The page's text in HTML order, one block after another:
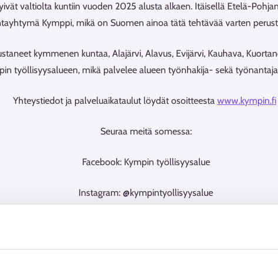
valtiolta kuntiin vuoden 2025 alusta alkaen. Itäisellä Etelä-
Kymppi, mikä on Suomen ainoa tätä tehtävää varten
kymmenen kuntaa, Alajärvi, Alavus, Evijärvi, Kauhava,
työllisyysalueen, mikä palvelee alueen työnhakija- sekä
Yhteystiedot ja palveluaikataulut löydät osoitteesta www.kympin.fi
Seuraa meitä somessa:
Facebook: Kympin työllisyysalue
Instagram: @kympintyollisyysalue